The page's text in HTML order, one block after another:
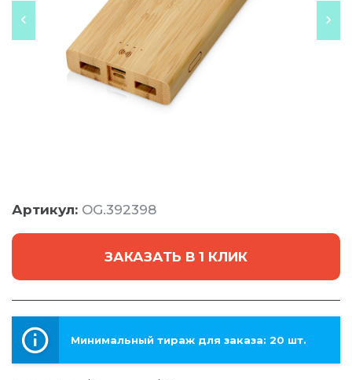
Артикул: OG.392398
ЗАКАЗАТЬ В 1 КЛИК
Минимальный тираж для заказа: 20 шт.